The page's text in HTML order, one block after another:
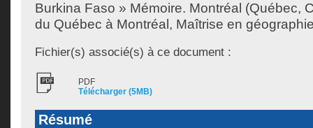
Burkina Faso » Mémoire. Montréal (Québec,
du Québec à Montréal, Maîtrise en
Fichier(s) associé(s) à ce document :
PDF
Télécharger (5MB)
Résumé